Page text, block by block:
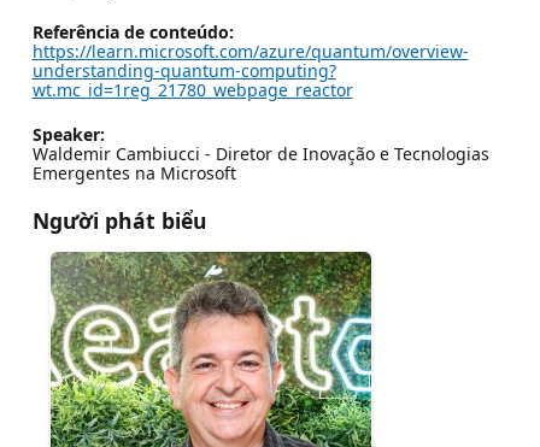
Referência de conteúdo:
https://learn.microsoft.com/azure/quantum/overview-
understanding-quantum-computing?
wt.mc_id=1reg_21780_webpage_reactor
Speaker:
Waldemir Cambiucci - Diretor de Inovação e Tecnologias
Emergentes na Microsoft
Người phát biểu